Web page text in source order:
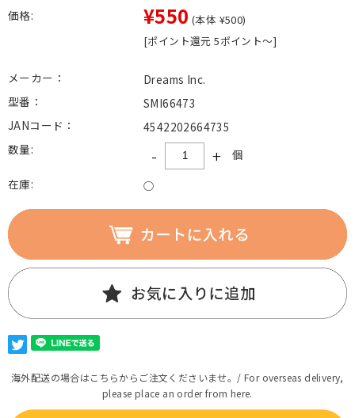
価格: ¥550 (本体 ¥500)
[ポイント還元 5ポイント～]
メーカー：
Dreams Inc.
型番：
SMI66473
JANコード：
4542202664735
数量:
- +
個
在庫:
○
海外配送の場合はこちらからご注文くださいませ。/ For overseas delivery,
please place an order from here.